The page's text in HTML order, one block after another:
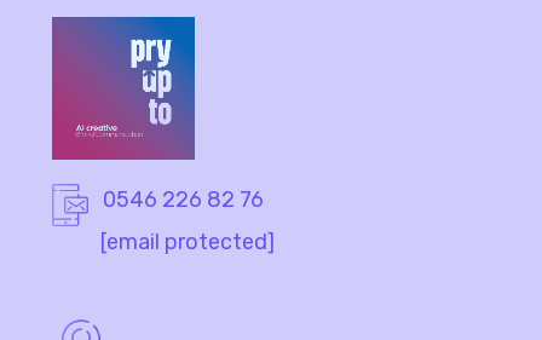
0546 226 82 76
[email protected]